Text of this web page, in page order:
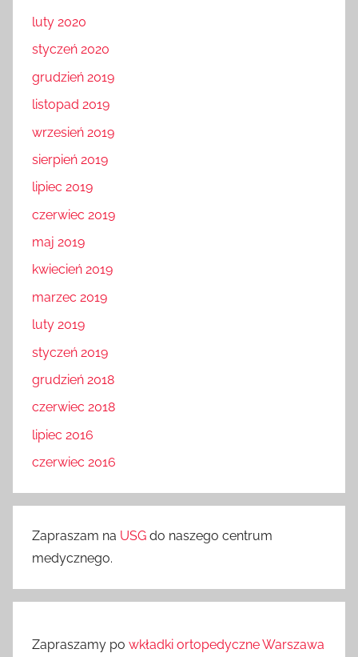
luty 2020
styczeń 2020
grudzień 2019
listopad 2019
wrzesień 2019
sierpień 2019
lipiec 2019
czerwiec 2019
maj 2019
kwiecień 2019
marzec 2019
luty 2019
styczeń 2019
grudzień 2018
czerwiec 2018
lipiec 2016
czerwiec 2016
Zapraszam na USG do naszego centrum
medycznego.
Zapraszamy po wkładki ortopedyczne Warszawa